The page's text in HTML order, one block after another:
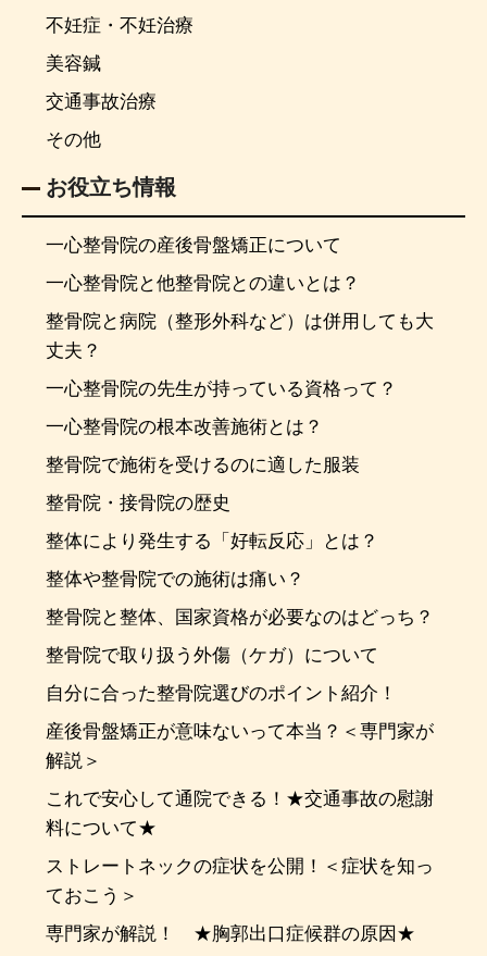
不妊症・不妊治療
美容鍼
交通事故治療
その他
お役立ち情報
一心整骨院の産後骨盤矯正について
一心整骨院と他整骨院との違いとは？
整骨院と病院（整形外科など）は併用しても大
丈夫？
一心整骨院の先生が持っている資格って？
一心整骨院の根本改善施術とは？
整骨院で施術を受けるのに適した服装
整骨院・接骨院の歴史
整体により発生する「好転反応」とは？
整体や整骨院での施術は痛い？
整骨院と整体、国家資格が必要なのはどっち？
整骨院で取り扱う外傷（ケガ）について
自分に合った整骨院選びのポイント紹介！
産後骨盤矯正が意味ないって本当？＜専門家が
解説＞
これで安心して通院できる！★交通事故の慰謝
料について★
ストレートネックの症状を公開！＜症状を知っ
ておこう＞
専門家が解説！ ★胸郭出口症候群の原因★